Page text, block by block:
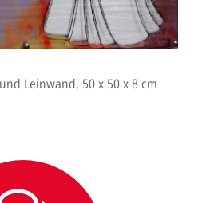
Leinwand, 50 x 50 x 8 cm